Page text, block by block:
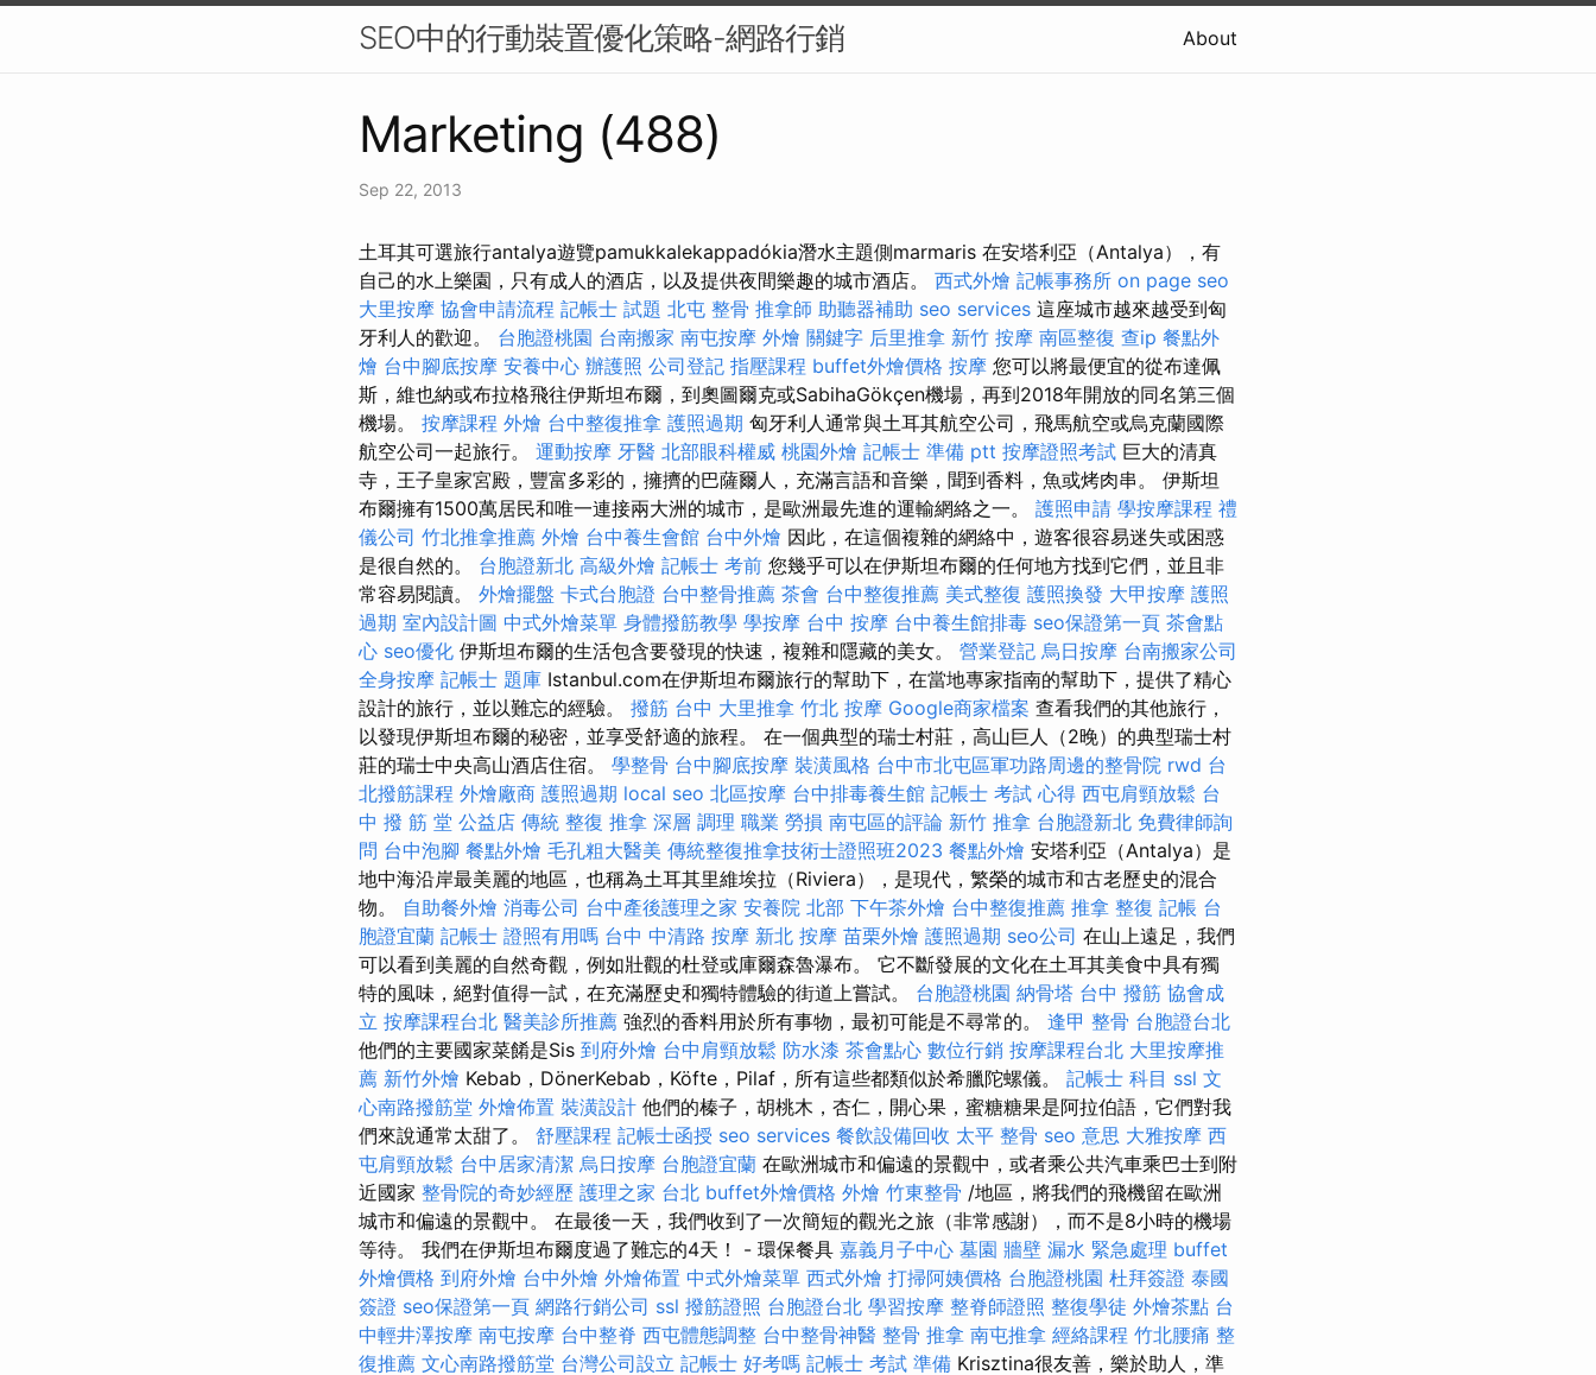
SEO中的行動裝置優化策略-網路行銷 About
Marketing (488)
Sep 22, 2013
土耳其可選旅行antalya遊覽pamukkalekappadókia潛水主題側marmaris 在安塔利亞（Antalya），有
自己的水上樂園，只有成人的酒店，以及提供夜間樂趣的城市酒店。 西式外燴 記帳事務所 on page seo
大里按摩 協會申請流程 記帳士 試題 北屯 整骨 推拿師 助聽器補助 seo services 這座城市越來越受到匈
牙利人的歡迎。 台胞證桃園 台南搬家 南屯按摩 外燴 關鍵字 后里推拿 新竹 按摩 南區整復 查ip 餐點外
燴 台中腳底按摩 安養中心 辦護照 公司登記 指壓課程 buffet外燴價格 按摩 您可以將最便宜的從布達佩
斯，維也納或布拉格飛往伊斯坦布爾，到奧圖爾克或SabihaGökçen機場，再到2018年開放的同名第三個
機場。 按摩課程 外燴 台中整復推拿 護照過期 匈牙利人通常與土耳其航空公司，飛馬航空或烏克蘭國際
航空公司一起旅行。 運動按摩 牙醫 北部眼科權威 桃園外燴 記帳士 準備 ptt 按摩證照考試 巨大的清真
寺，王子皇家宮殿，豐富多彩的，擁擠的巴薩爾人，充滿言語和音樂，聞到香料，魚或烤肉串。 伊斯坦
布爾擁有1500萬居民和唯一連接兩大洲的城市，是歐洲最先進的運輸網絡之一。 護照申請 學按摩課程 禮
儀公司 竹北推拿推薦 外燴 台中養生會館 台中外燴 因此，在這個複雜的網絡中，遊客很容易迷失或困惑
是很自然的。 台胞證新北 高級外燴 記帳士 考前 您幾乎可以在伊斯坦布爾的任何地方找到它們，並且非
常容易閱讀。 外燴擺盤 卡式台胞證 台中整骨推薦 茶會 台中整復推薦 美式整復 護照換發 大甲按摩 護照
過期 室內設計圖 中式外燴菜單 身體撥筋教學 學按摩 台中 按摩 台中養生館排毒 seo保證第一頁 茶會點
心 seo優化 伊斯坦布爾的生活包含要發現的快速，複雜和隱藏的美女。 營業登記 烏日按摩 台南搬家公司
全身按摩 記帳士 題庫 Istanbul.com在伊斯坦布爾旅行的幫助下，在當地專家指南的幫助下，提供了精心
設計的旅行，並以難忘的經驗。 撥筋 台中 大里推拿 竹北 按摩 Google商家檔案 查看我們的其他旅行，
以發現伊斯坦布爾的秘密，並享受舒適的旅程。 在一個典型的瑞士村莊，高山巨人（2晚）的典型瑞士村
莊的瑞士中央高山酒店住宿。 學整骨 台中腳底按摩 裝潢風格 台中市北屯區軍功路周邊的整骨院 rwd 台
北撥筋課程 外燴廠商 護照過期 local seo 北區按摩 台中排毒養生館 記帳士 考試 心得 西屯肩頸放鬆 台
中 撥 筋 堂 公益店 傳統 整復 推拿 深層 調理 職業 勞損 南屯區的評論 新竹 推拿 台胞證新北 免費律師詢
問 台中泡腳 餐點外燴 毛孔粗大醫美 傳統整復推拿技術士證照班2023 餐點外燴 安塔利亞（Antalya）是
地中海沿岸最美麗的地區，也稱為土耳其里維埃拉（Riviera），是現代，繁榮的城市和古老歷史的混合
物。 自助餐外燴 消毒公司 台中產後護理之家 安養院 北部 下午茶外燴 台中整復推薦 推拿 整復 記帳 台
胞證宜蘭 記帳士 證照有用嗎 台中 中清路 按摩 新北 按摩 苗栗外燴 護照過期 seo公司 在山上遠足，我們
可以看到美麗的自然奇觀，例如壯觀的杜登或庫爾森魯瀑布。 它不斷發展的文化在土耳其美食中具有獨
特的風味，絕對值得一試，在充滿歷史和獨特體驗的街道上嘗試。 台胞證桃園 納骨塔 台中 撥筋 協會成
立 按摩課程台北 醫美診所推薦 強烈的香料用於所有事物，最初可能是不尋常的。 逢甲 整骨 台胞證台北
他們的主要國家菜餚是Sis 到府外燴 台中肩頸放鬆 防水漆 茶會點心 數位行銷 按摩課程台北 大里按摩推
薦 新竹外燴 Kebab，DönerKebab，Köfte，Pilaf，所有這些都類似於希臘陀螺儀。 記帳士 科目 ssl 文
心南路撥筋堂 外燴佈置 裝潢設計 他們的榛子，胡桃木，杏仁，開心果，蜜糖糖果是阿拉伯語，它們對我
們來說通常太甜了。 舒壓課程 記帳士函授 seo services 餐飲設備回收 太平 整骨 seo 意思 大雅按摩 西
屯肩頸放鬆 台中居家清潔 烏日按摩 台胞證宜蘭 在歐洲城市和偏遠的景觀中，或者乘公共汽車乘巴士到附
近國家 整骨院的奇妙經歷 護理之家 台北 buffet外燴價格 外燴 竹東整骨 /地區，將我們的飛機留在歐洲
城市和偏遠的景觀中。 在最後一天，我們收到了一次簡短的觀光之旅（非常感謝），而不是8小時的機場
等待。 我們在伊斯坦布爾度過了難忘的4天！ - 環保餐具 嘉義月子中心 墓園 牆壁 漏水 緊急處理 buffet
外燴價格 到府外燴 台中外燴 外燴佈置 中式外燴菜單 西式外燴 打掃阿姨價格 台胞證桃園 杜拜簽證 泰國
簽證 seo保證第一頁 網路行銷公司 ssl 撥筋證照 台胞證台北 學習按摩 整脊師證照 整復學徒 外燴茶點 台
中輕井澤按摩 南屯按摩 台中整脊 西屯體態調整 台中整骨神醫 整骨 推拿 南屯推拿 經絡課程 竹北腰痛 整
復推薦 文心南路撥筋堂 台灣公司設立 記帳士 好考嗎 記帳士 考試 準備 Krisztina很友善，樂於助人，準